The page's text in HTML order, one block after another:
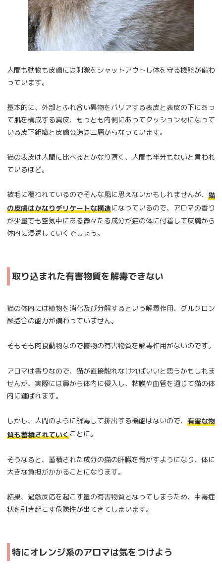
人間も動物も皮膚には刺激をシャットアウトし体を守る機能が備わ
っています。
基本的に、外部とふれ合い異物をバリアする表皮と表皮の下にあっ
て肌を構成する真皮、もっとも内側にあってクッション材になって
いる皮下組織と皮膚公造は三層からなっています。
猫の表皮は人間に比べるとかなり薄く、人間も半分もないと言われ
ているほど。
被毛に覆われているのでそんな風に思えないかもしれませんが、 猫
の皮膚はかなりデリケートな構造になっているので、アロマの香り
が少量でも空気中にある微々たる成分が猫の体に付着して皮膚から
体内に浸透していくでしょう。
取り込まれた有害物質を解毒できない
猫の体内には植物を消化及び分解するという解毒作用、グルクロン
酸抱合の能力が備わっていません。
そもそも肉食動物なので植物の有害物質を解毒作用がないのです。
アロマは香りなので、猫が直接触れなければいいと思うかもしれま
せんが、実際には鼻から体内に侵入し、粘膜や血管を通じて猫の体
内に運ばれます。
しかし、人間のように解毒して排出する機能はないので、 有害な物
質も蓄積されていくことに。
そうなると、蓄積された成分の猫の肝臓を脅かすようになり、体に
大きな負担がかかることになります。
結果、過敏反応を起こす量の有害物質となってしまうため、中毒症
状を引き起こす危険性が出てきてしまいます。
特にオレンジ系のアロマは気をつけよう